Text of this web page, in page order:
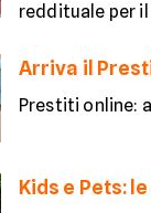
reddituale per
Arriva il
Prestiti online:
Kids e Pets: